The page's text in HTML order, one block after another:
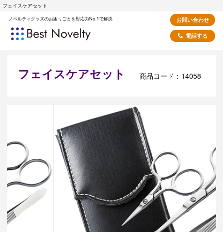
フェイスケアセット
ノベルティグッズのお困りごとを対応力No.1で解決
お問い合わせ
電話する
フェイスケアセット 商品コード：14058